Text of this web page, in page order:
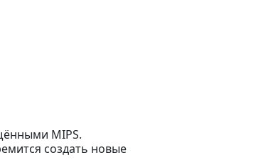
MIPS.
создать новые